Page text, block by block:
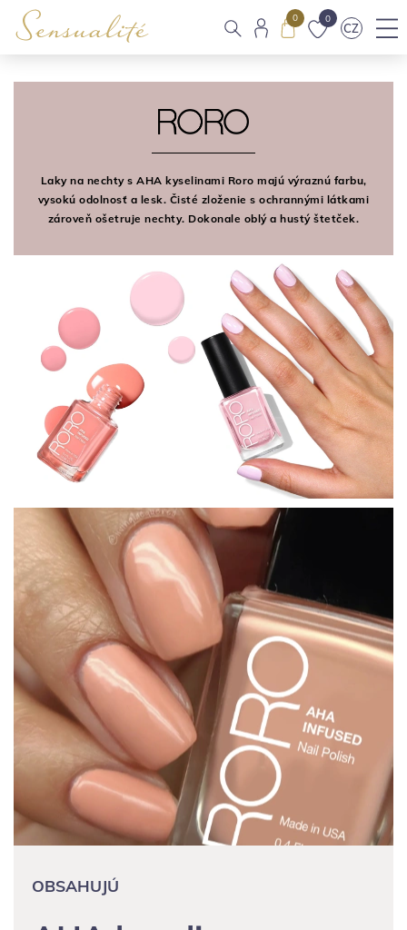
0 0
CZ
Laky na nechty s AHA kyselinami Roro majú výraznú farbu,
vysokú odolnosť a lesk. Čisté zloženie s ochrannými látkami
zároveň ošetruje nechty. Dokonale oblý a hustý štetček.
OBSAHUJÚ